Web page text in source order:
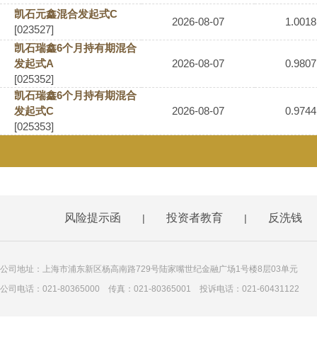
凯石元鑫混合发起式C
[023527]
2026-08-07 1.0018
凯石瑞鑫6个月持有期混合
发起式A
[025352]
2026-08-07 0.9807
凯石瑞鑫6个月持有期混合
发起式C
[025353]
2026-08-07 0.9744
风险提示函 | 投资者教育 | 反洗钱
公司地址：上海市浦东新区杨高南路729号陆家嘴世纪金融广场1号楼8层03单元
公司电话：021-80365000 传真：021-80365001 投诉电话：021-60431122